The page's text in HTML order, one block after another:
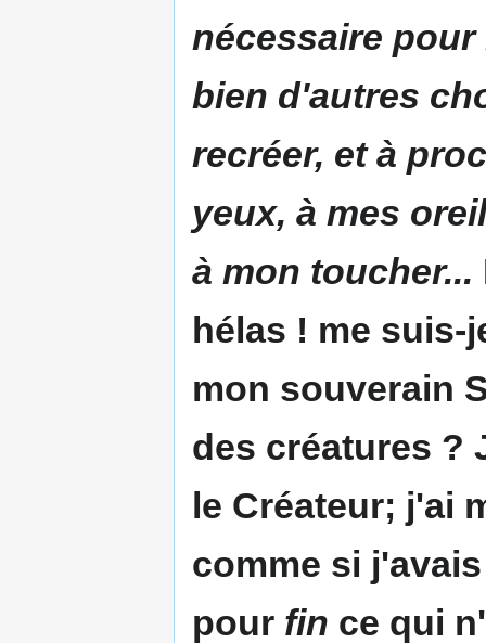
nécessaire
bien d'autres
recréer, et à
yeux, à mes
à mon toucher...
hélas ! me suis-
mon souverain
des créatures ?
le Créateur; j'ai
comme si
pour fin ce qui